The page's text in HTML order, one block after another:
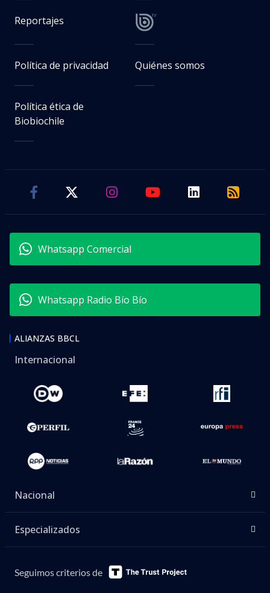
Reportajes
Política de privacidad Quiénes somos
Política ética de
Biobiochile
Whatsapp Comercial
Whatsapp Radio Bío Bío
ALIANZAS BBCL
Internacional
Nacional
Especializados
Seguimos criterios de